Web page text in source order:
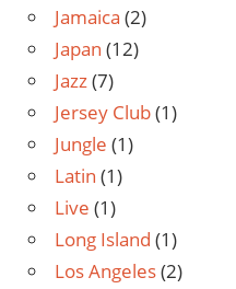
Jamaica (2)
Japan (12)
Jazz(7)
Jersey Club(1)
Jungle (1)
Latin (1)
Live (1)
Long Island (1)
Los Angeles(2)